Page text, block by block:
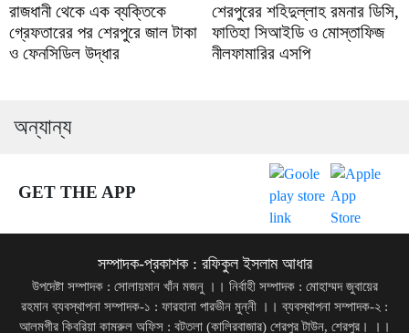
রাজধানী থেকে এক ব্যক্তিকে
গ্রেফতারের পর শেরপুরে জাল টাকা
ও ফেনসিডিল উদ্ধার
শেরপুরের শহিদুল্লাহ রমনার ডিসি,
ফাতিহা সিআইডি ও মোস্তাফিজ
নীলফামারির এসপি
অন্যান্য
GET THE APP
সম্পাদক-প্রকাশক : রফিকুল ইসলাম আধার
উপদেষ্টা সম্পাদক : সোলায়মান খাঁন মজনু ।। নির্বাহী সম্পাদক : মোহাম্মদ জুবায়ের
রহমান ব্যবস্থাপনা সম্পাদক-১ : ফারহানা পারভীন মুন্নী ।। ব্যবস্থাপনা সম্পাদক-২ :
আলমগীর কিবরিয়া কামরুল অফিস : বটতলা (কালিরবাজার) শেরপুর টাউন, শেরপুর। ।।